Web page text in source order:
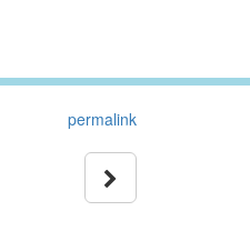
permalink